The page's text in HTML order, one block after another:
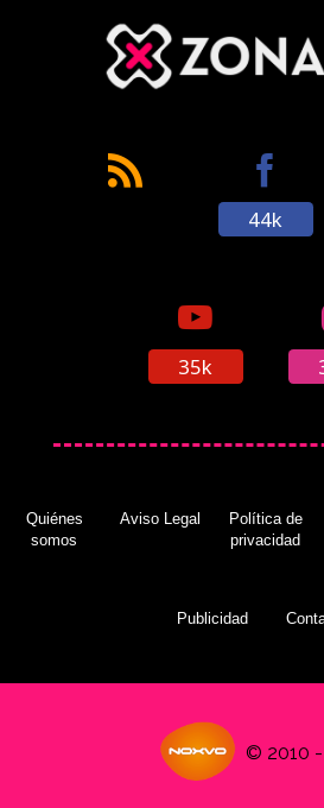
44k
35k
Quiénes
somos
Aviso Legal
Política de
privacidad
Publicidad
© 2010